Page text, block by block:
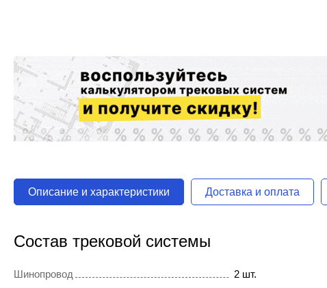
Описание и характеристики Доставка и оплата
Состав трековой системы
Шинопровод 2 шт.